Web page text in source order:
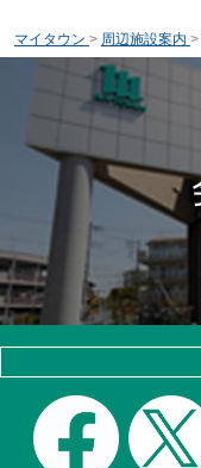
マイタウン > 周辺施設案内 >